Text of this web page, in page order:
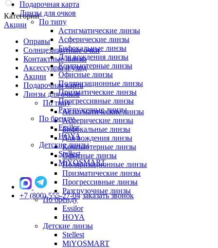
Категории
Акции
Оправы
Солнцезащитные очки
Контактные линзы
Аксессуары и уход
Акции
Подарочная карта
Линзы для очков
По типу
Астигматические линзы
Асферические линзы
Бифокальные линзы
Для вождения линзы
Компьютерные линзы
Офисные линзы
Поляризационные линзы
Призматические линзы
Прогрессивные линзы
Разгрузочные линзы
По бренду
Essilor
HOYA
Детские линзы
Stellest
MiYOSMART
Подарочная карта
Линзы для очков
По типу
Астигматические линзы
Асферические линзы
Бифокальные линзы
Для вождения линзы
Компьютерные линзы
Офисные линзы
Поляризационные линзы
Призматические линзы
Прогрессивные линзы
Разгрузочные линзы
По бренду
Essilor
HOYA
Детские линзы
Stellest
MiYOSMART
+7 (800) 555-27-04 заказать звонок